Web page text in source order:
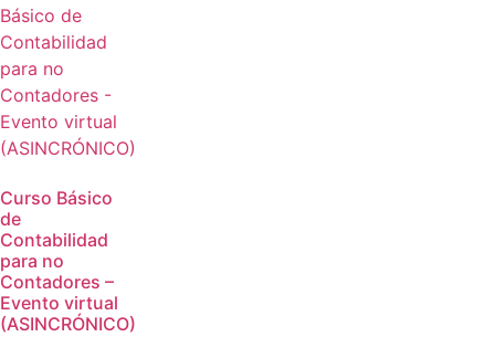
Curso Básico
de
Contabilidad
para no
Contadores –
Evento virtual
(ASINCRÓNICO)